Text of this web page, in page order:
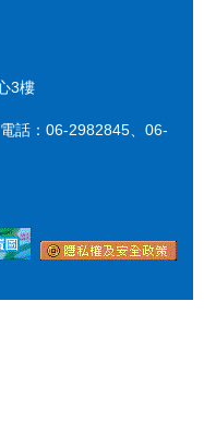
3樓
話：06-2982845、06-